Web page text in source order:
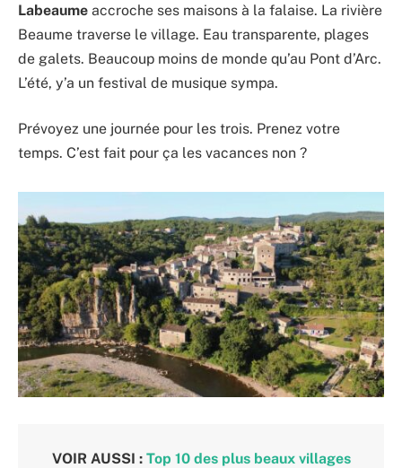
Labeaume accroche ses maisons à la falaise. La rivière
Beaume traverse le village. Eau transparente, plages
de galets. Beaucoup moins de monde qu’au Pont d’Arc.
L’été, y’a un festival de musique sympa.
Prévoyez une journée pour les trois. Prenez votre
temps. C’est fait pour ça les vacances non ?
VOIR AUSSI : Top 10 des plus beaux villages